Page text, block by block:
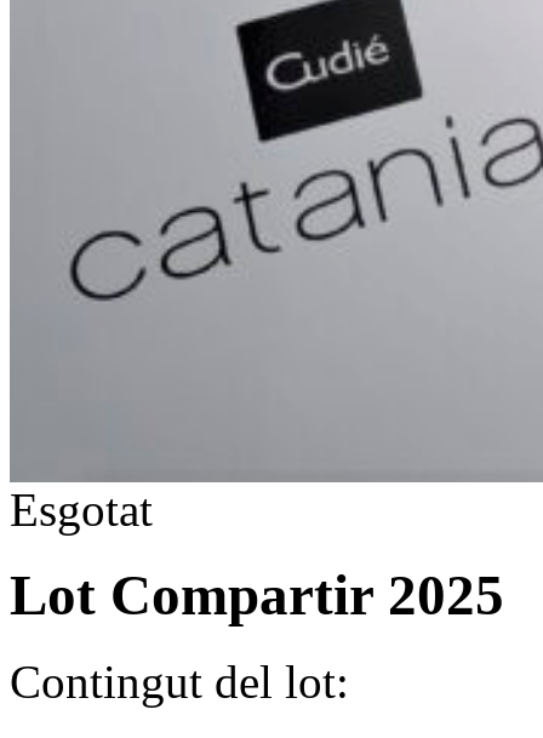
Esgotat
Lot Compartir 2025
Contingut del lot: